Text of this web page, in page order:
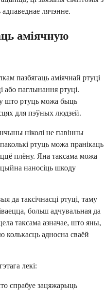
адпаведнае лячэнне.
аміячную
пазбягаць аміячнай ртуці
або паглынання ртуці.
што ртуць можа быць
для пэўных людзей.
ніколі не павінны
ртуць можа пранікаць
плёну. Яна таксама можа
наносіць шкоду
да таксічнасці ртуці, таму
больш адчувальная да
таксама азначае, што яны,
колькасць адносна сваёй
лекі:
спрабуе зацяжарыць